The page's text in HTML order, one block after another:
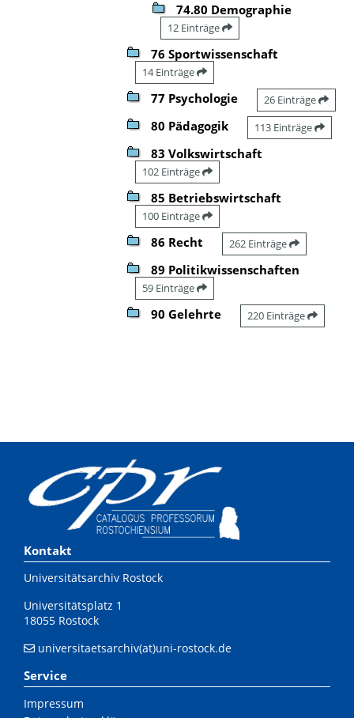
74.80 Demographie
12 Einträge
76 Sportwissenschaft
14 Einträge
77 Psychologie 26 Einträge
80 Pädagogik 113 Einträge
83 Volkswirtschaft
102 Einträge
85 Betriebswirtschaft
100 Einträge
86 Recht 262 Einträge
89 Politikwissenschaften
59 Einträge
90 Gelehrte 220 Einträge
Kontakt
Universitätsarchiv Rostock
Universitätsplatz 1
18055 Rostock
universitaetsarchiv(at)uni-rostock.de
Service
Impressum